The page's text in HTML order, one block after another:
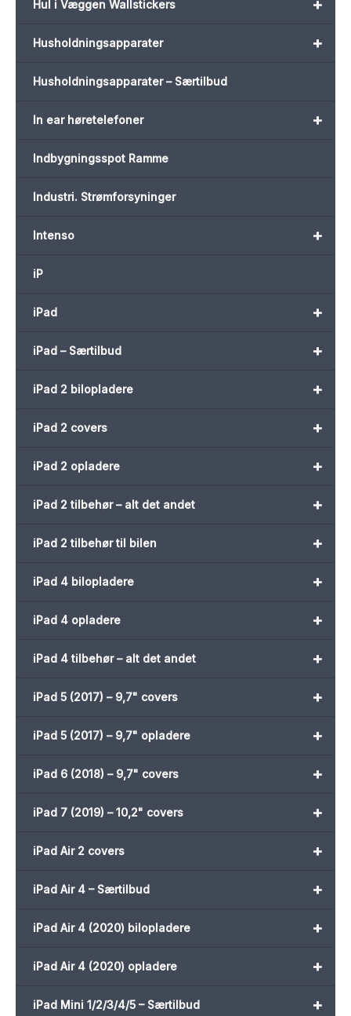
+
Hul i Væggen Wallstickers
+
Husholdningsapparater
Husholdningsapparater – Særtilbud
+
In ear høretelefoner
Indbygningsspot Ramme
Industri. Strømforsyninger
+
Intenso
iP
+
iPad
+
iPad – Særtilbud
+
iPad 2 bilopladere
+
iPad 2 covers
+
iPad 2 opladere
+
iPad 2 tilbehør – alt det andet
+
iPad 2 tilbehør til bilen
+
iPad 4 bilopladere
+
iPad 4 opladere
+
iPad 4 tilbehør – alt det andet
+
iPad 5 (2017) – 9,7" covers
+
iPad 5 (2017) – 9,7" opladere
+
iPad 6 (2018) – 9,7" covers
+
iPad 7 (2019) – 10,2" covers
+
iPad Air 2 covers
+
iPad Air 4 – Særtilbud
+
iPad Air 4 (2020) bilopladere
+
iPad Air 4 (2020) opladere
+
iPad Mini 1/2/3/4/5 – Særtilbud